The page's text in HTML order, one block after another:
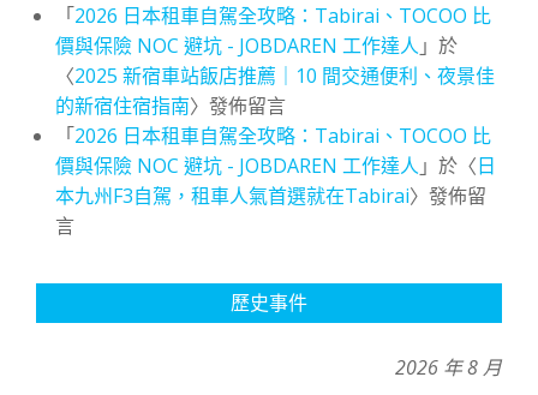
「2026 日本租車自駕全攻略：Tabirai、TOCOO 比
價與保險 NOC 避坑 - JOBDAREN 工作達人 」於
〈2025 新宿車站飯店推薦｜10 間交通便利、夜景佳
的新宿住宿指南〉發佈留言
「2026 日本租車自駕全攻略：Tabirai、TOCOO 比
價與保險 NOC 避坑 - JOBDAREN 工作達人 」於〈日
本九州F3自駕，租車人氣首選就在Tabirai〉發佈留
言
歷史事件
2026 年 8 月